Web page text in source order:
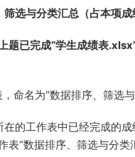
筛选与分类汇总（占本项成
题已完成“学生成绩表
命名为“数据排序、筛选与
在的工作表中已经完成的
表“数据排序、筛选与分类